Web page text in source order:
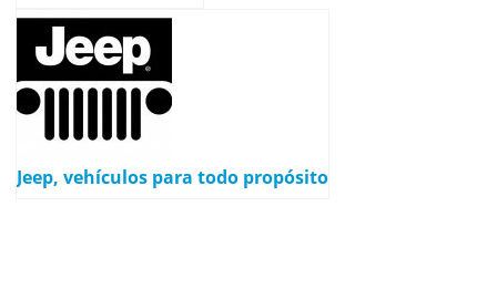
Jeep, vehículos para todo propósito